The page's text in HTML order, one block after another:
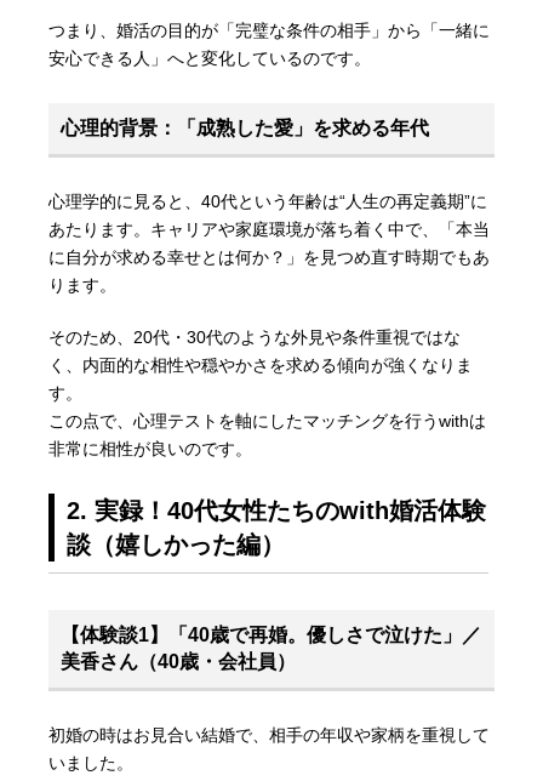
つまり、婚活の目的が「完璧な条件の相手」から「一緒に
安心できる人」へと変化しているのです。
心理的背景：「成熟した愛」を求める年代
心理学的に見ると、40代という年齢は“人生の再定義期”に
あたります。キャリアや家庭環境が落ち着く中で、「本当
に自分が求める幸せとは何か？」を見つめ直す時期でもあ
ります。
そのため、20代・30代のような外見や条件重視ではな
く、内面的な相性や穏やかさを求める傾向が強くなりま
す。
この点で、心理テストを軸にしたマッチングを行うwithは
非常に相性が良いのです。
2. 実録！40代女性たちのwith婚活体験
談（嬉しかった編）
【体験談1】「40歳で再婚。優しさで泣けた」／
美香さん（40歳・会社員）
初婚の時はお見合い結婚で、相手の年収や家柄を重視して
いました。